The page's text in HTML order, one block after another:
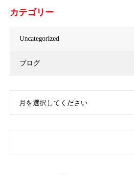
カテゴリー
Uncategorized
ブログ
月を選択してください